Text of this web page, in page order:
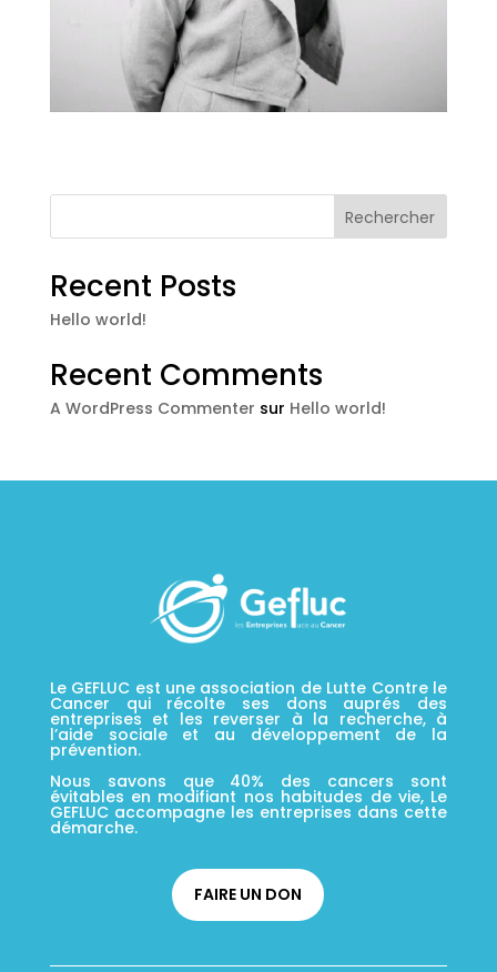
Rechercher
Recent Posts
Hello world!
Recent Comments
A WordPress Commenter sur Hello world!
Le GEFLUC est une association de Lutte Contre le
Cancer qui récolte ses dons auprés des
entreprises et les reverser à la recherche, à
l’aide sociale et au développement de la
prévention.
Nous savons que 40% des cancers sont
évitables en modifiant nos habitudes de vie, Le
GEFLUC accompagne les entreprises dans cette
démarche.
FAIRE UN DON